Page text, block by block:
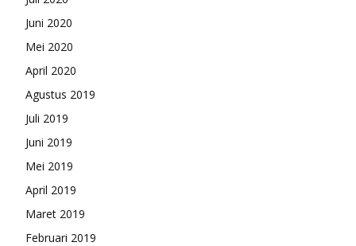
Juni 2020
Mei 2020
April 2020
Agustus 2019
Juli 2019
Juni 2019
Mei 2019
April 2019
Maret 2019
Februari 2019